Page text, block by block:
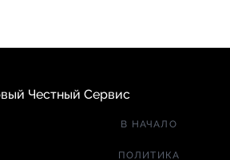
Честный Сервис
В НАЧАЛО
ПОЛИТИКА